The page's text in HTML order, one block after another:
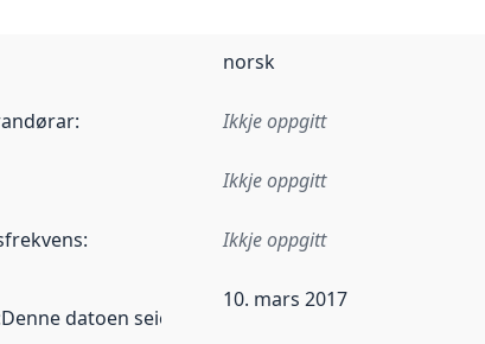
norsk
: Ikkje oppgitt
Ikkje oppgitt
: Ikkje oppgitt
Denne datoen seier når dataa i dette datasettet
10. mars 2017